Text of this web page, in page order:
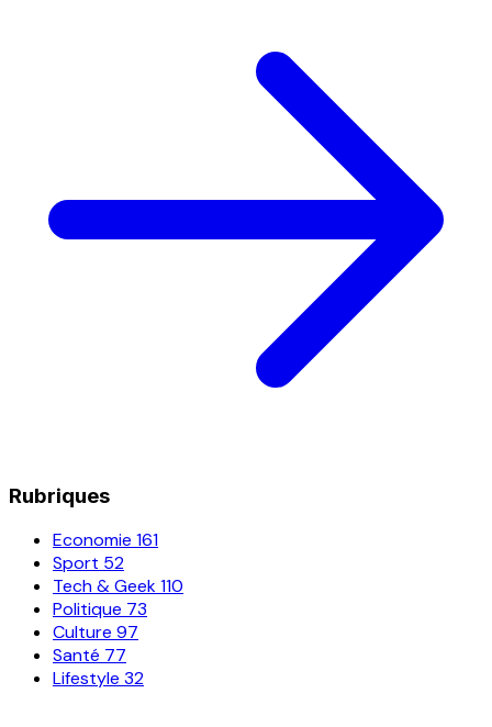
Rubriques
Economie 161
Sport 52
Tech & Geek110
Politique 73
Culture 97
Santé 77
Lifestyle 32